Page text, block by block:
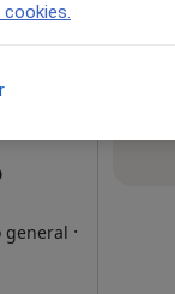
general ·